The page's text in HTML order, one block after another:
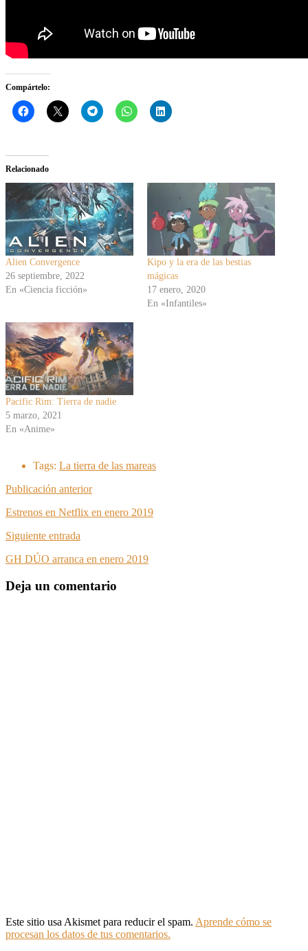
Compártelo:
Relacionado
Alien Convergence
26 septiembre, 2022
En «Ciencia ficción»
Kipo y la era de las bestias
mágicas
17 enero, 2020
En «Infantiles»
Pacific Rim: Tierra de nadie
5 marzo, 2021
En «Anime»
Tags: La tierra de las mareas
Publicación anterior
Estrenos en Netflix en enero 2019
Siguiente entrada
GH DÚO arranca en enero 2019
Deja un comentario
Este sitio usa Akismet para reducir el spam. Aprende cómo se
procesan los datos de tus comentarios.